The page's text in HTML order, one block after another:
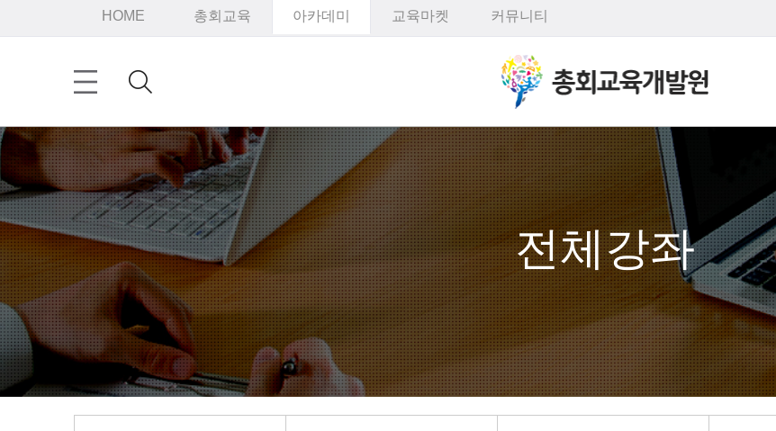
HOME 총회교육 아카데미 교육마켓 커뮤니티
전체강좌